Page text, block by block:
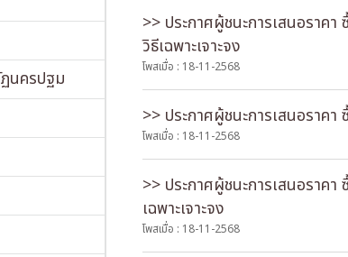
นครปฐม
>> ประกาศผู้ชนะการเสนอรา
วิธีเฉพาะเจาะจง
โพสเมื่อ : 18-11-2568
>> ประกาศผู้ชนะการเสนอราค
โพสเมื่อ : 18-11-2568
>> ประกาศผู้ชนะการเสนอราค
เฉพาะเจาะจง
โพสเมื่อ : 18-11-2568